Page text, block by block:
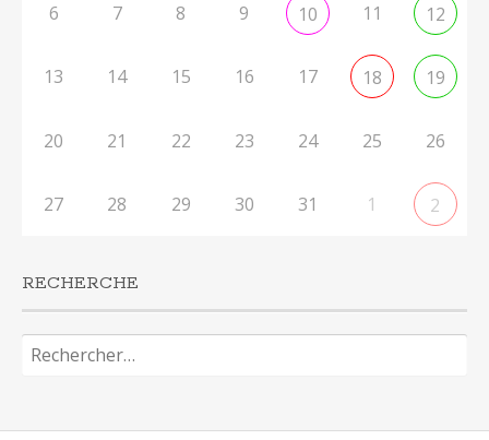
6 7 8 9 10 11 12
13 14 15 16 17 18 19
20 21 22 23 24 25 26
27 28 29 30 31 1 2
RECHERCHE
Rechercher :